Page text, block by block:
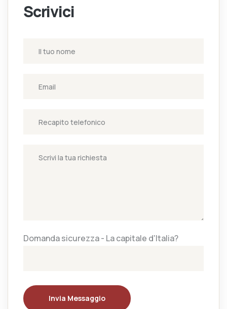
Scrivici
Domanda sicurezza - La capitale d'Italia?
Invia Messaggio